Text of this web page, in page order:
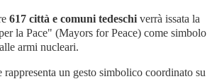
617 città e comuni tedeschi verrà issata la
la Pace" (Mayors for Peace) come simbolo
armi nucleari.
rappresenta un gesto simbolico coordinato su